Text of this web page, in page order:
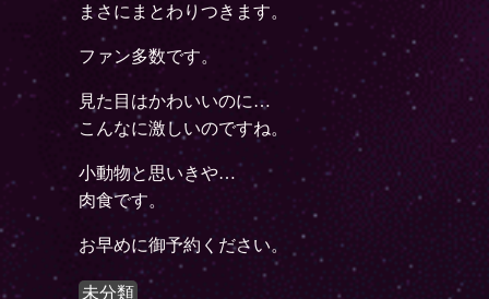
まさにまとわりつきます。
ファン多数です。
見た目はかわいいのに…
こんなに激しいのですね。
小動物と思いきや…
肉食です。
お早めに御予約ください。
未分類